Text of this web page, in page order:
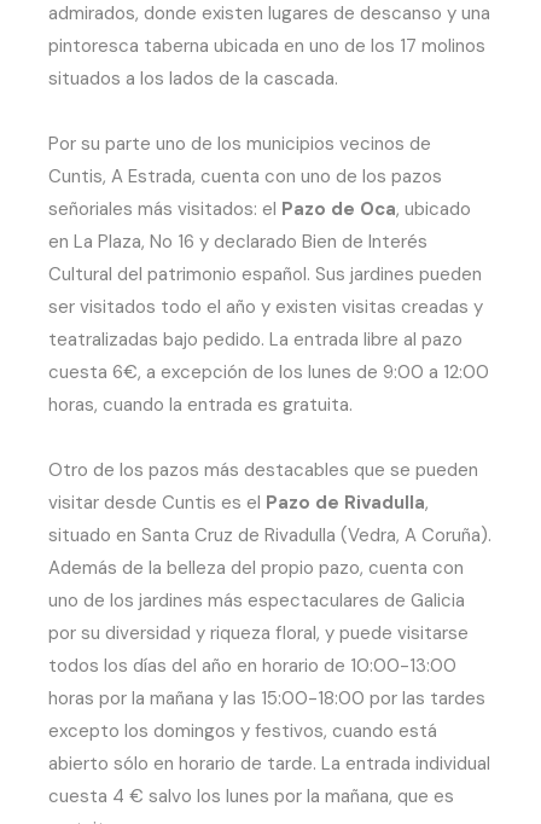
admirados, donde existen lugares de descanso y una
pintoresca taberna ubicada en uno de los 17 molinos
situados a los lados de la cascada.
Por su parte uno de los municipios vecinos de
Cuntis, A Estrada, cuenta con uno de los pazos
señoriales más visitados: el Pazo de Oca, ubicado
en La Plaza, No 16 y declarado Bien de Interés
Cultural del patrimonio español. Sus jardines pueden
ser visitados todo el año y existen visitas creadas y
teatralizadas bajo pedido. La entrada libre al pazo
cuesta 6€, a excepción de los lunes de 9:00 a 12:00
horas, cuando la entrada es gratuita.
Otro de los pazos más destacables que se pueden
visitar desde Cuntis es el Pazo de Rivadulla,
situado en Santa Cruz de Rivadulla (Vedra, A Coruña).
Además de la belleza del propio pazo, cuenta con
uno de los jardines más espectaculares de Galicia
por su diversidad y riqueza floral, y puede visitarse
todos los días del año en horario de 10:00-13:00
horas por la mañana y las 15:00-18:00 por las tardes
excepto los domingos y festivos, cuando está
abierto sólo en horario de tarde. La entrada individual
cuesta 4 € salvo los lunes por la mañana, que es